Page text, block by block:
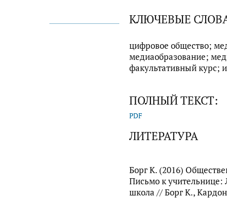
КЛЮЧЕВЫЕ
цифровое общество;
медиаобразование;
факультативный курс;
ПОЛНЫЙ ТЕКСТ:
PDF
ЛИТЕРАТУРА
Борг К. (2016)
Письмо к
школа // Борг К.,